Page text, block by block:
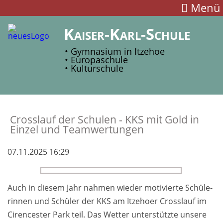
Menü
Kaiser-Karl-Schule
• Gymnasium in Itzehoe
• Europaschule
• Kulturschule
Cross­lauf der Schulen - KKS mit Gold in
Einzel und Team­wertungen
07.11.2025 16:29
Auch in die­sem Jahr nah­men wie­der mo­ti­vier­te Schü­le­
rin­nen und Schü­ler der KKS am It­ze­ho­er Cross­lauf im
Ci­ren­ces­ter Park teil. Das Wet­ter un­ter­stütz­te un­se­re